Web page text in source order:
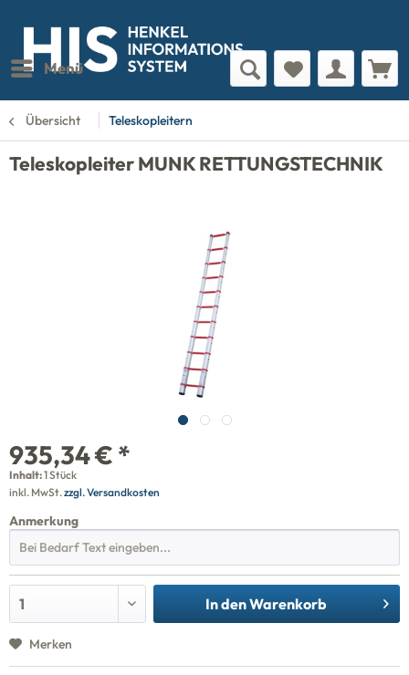
Menü
Übersicht Teleskopleitern
Teleskopleiter MUNK RETTUNGSTECHNIK
935,34 € *
Inhalt:1 Stück
inkl. MwSt.zzgl. Versandkosten
Anmerkung
In denWarenkorb
Merken